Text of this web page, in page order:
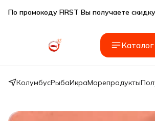
Подарки SeaFoodGood от 2 000₽ в
🔥 3% дополнительная скидка при
Каталог
КолумбусРыбаИкраМорепродукты